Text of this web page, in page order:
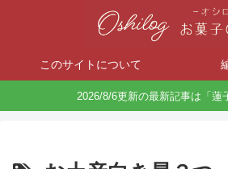
このサイトについて
2026/8/6更新の最新記事は「蓮